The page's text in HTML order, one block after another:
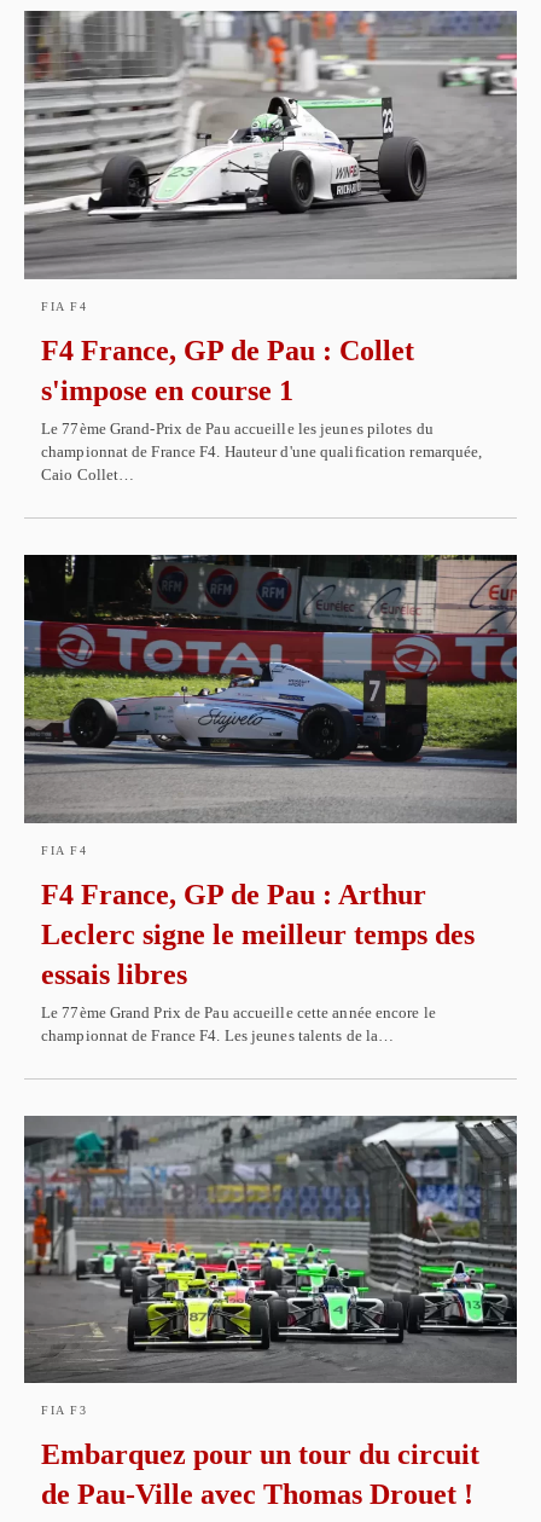
FIA F4
F4 France, GP de Pau : Collet
s'impose en course 1
Le 77ème Grand-Prix de Pau accueille les jeunes pilotes du
championnat de France F4. Hauteur d'une qualification remarquée,
Caio Collet…
FIA F4
F4 France, GP de Pau : Arthur
Leclerc signe le meilleur temps des
essais libres
Le 77ème Grand Prix de Pau accueille cette année encore le
championnat de France F4. Les jeunes talents de la…
FIA F3
Embarquez pour un tour du circuit
de Pau-Ville avec Thomas Drouet !